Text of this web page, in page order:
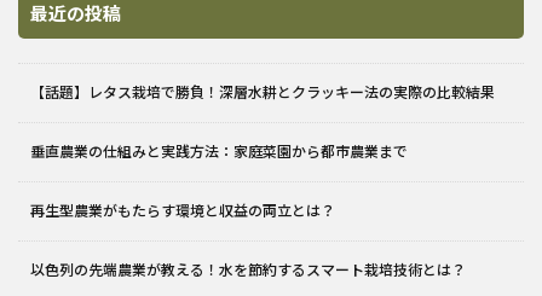
最近の投稿
【話題】レタス栽培で勝負！深層水耕とクラッキー法の実際の比較結果
垂直農業の仕組みと実践方法：家庭菜園から都市農業まで
再生型農業がもたらす環境と収益の両立とは？
以色列の先端農業が教える！水を節約するスマート栽培技術とは？